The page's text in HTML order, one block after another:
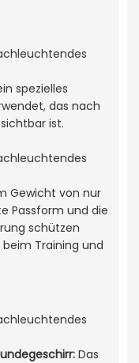
spezielles
das nach
ist.
Gewicht von nur
Passform und die
schützen
beim Training und
Das